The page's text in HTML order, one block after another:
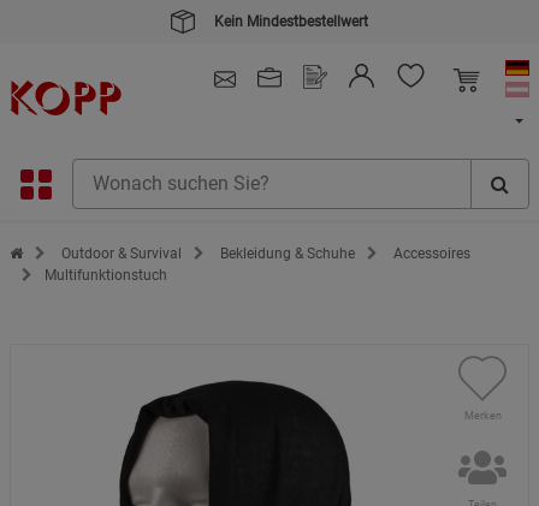
Kein Mindestbestellwert
Zur Startseite des Kopp Verlag Online-Shop
Outdoor & Survival Bekleidung & Schuhe
Accessoires
Multifunktionstuch
Merken